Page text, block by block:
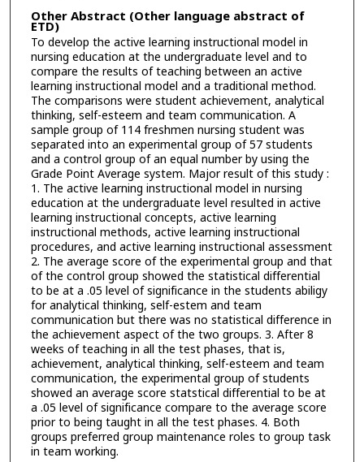
Other Abstract (Other language abstract of
ETD)
To develop the active learning instructional model in
nursing education at the undergraduate level and to
compare the results of teaching between an active
learning instructional model and a traditional method.
The comparisons were student achievement, analytical
thinking, self-esteem and team communication. A
sample group of 114 freshmen nursing student was
separated into an experimental group of 57 students
and a control group of an equal number by using the
Grade Point Average system. Major result of this study :
1. The active learning instructional model in nursing
education at the undergraduate level resulted in active
learning instructional concepts, active learning
instructional methods, active learning instructional
procedures, and active learning instructional assessment
2. The average score of the experimental group and that
of the control group showed the statistical differential
to be at a .05 level of significance in the students abiligy
for analytical thinking, self-estem and team
communication but there was no statistical difference in
the achievement aspect of the two groups. 3. After 8
weeks of teaching in all the test phases, that is,
achievement, analytical thinking, self-esteem and team
communication, the experimental group of students
showed an average score statstical differential to be at
a .05 level of significance compare to the average score
prior to being taught in all the test phases. 4. Both
groups preferred group maintenance roles to group task
in team working.